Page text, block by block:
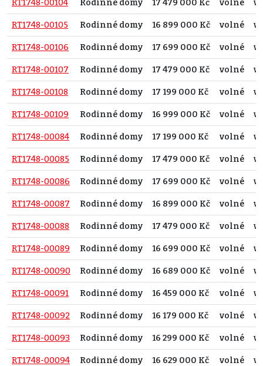
RT1748-00104 Rodinné domy 17 479 000 Kč volné
RT1748-00105 Rodinné domy 16 899 000 Kč volné
RT1748-00106 Rodinné domy 17 699 000 Kč volné
RT1748-00107 Rodinné domy 17 479 000 Kč volné
RT1748-00108 Rodinné domy 17 199 000 Kč volné
RT1748-00109 Rodinné domy 16 999 000 Kč volné
RT1748-00084 Rodinné domy 17 199 000 Kč volné
RT1748-00085 Rodinné domy 17 479 000 Kč volné
RT1748-00086 Rodinné domy 17 699 000 Kč volné
RT1748-00087 Rodinné domy 16 899 000 Kč volné
RT1748-00088 Rodinné domy 17 479 000 Kč volné
RT1748-00089 Rodinné domy 16 699 000 Kč volné
RT1748-00090 Rodinné domy 16 689 000 Kč volné
RT1748-00091 Rodinné domy 16 459 000 Kč volné
RT1748-00092 Rodinné domy 16 179 000 Kč volné
RT1748-00093 Rodinné domy 16 299 000 Kč volné
RT1748-00094 Rodinné domy 16 629 000 Kč volné